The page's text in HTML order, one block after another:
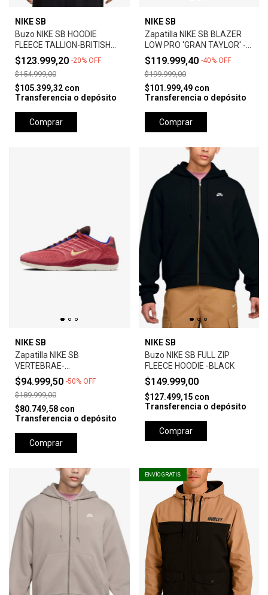
NIKE SB
Buzo NIKE SB HOODIE
FLEECE TALLION-BRITISH
TAN
$123.999,20 -20% OFF
$154.999,00
$105.399,32 con
Transferencia o depósito
Comprar
NIKE SB
Zapatilla NIKE SB BLAZER
LOW PRO 'GRAN TAYLOR' -
SUMMIT WHITE
$119.999,40 -40% OFF
$199.999,00
$101.999,49 con
Transferencia o depósito
Comprar
NIKE SB
Zapatilla NIKE SB
VERTEBRAE-
ADOBE/EARTH/NOBLE
RED/MELON TINT
$94.999,50 -50% OFF
$189.999,00
$80.749,58 con
Transferencia o depósito
Comprar
NIKE SB
Buzo NIKE SB FULL ZIP
FLEECE HOODIE -BLACK
$149.999,00
$127.499,15 con
Transferencia o depósito
Comprar
ENVÍO GRATIS